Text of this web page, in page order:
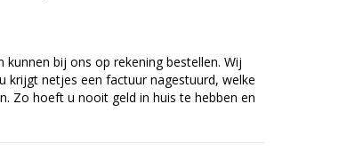
bij ons op rekening bestellen. Wij
krijgt netjes een factuur nagestuurd, welke
Zo hoeft u nooit geld in huis te hebben en